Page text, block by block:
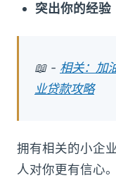
突出你的经验
📖 - 相关：加
业贷款攻略
拥有相关的小企
人对你更有信心